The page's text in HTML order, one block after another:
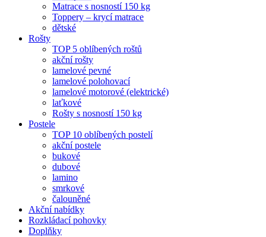
Matrace s nosností 150 kg
Toppery – krycí matrace
dětské
Rošty
TOP 5 oblíbených roštů
akční rošty
lamelové pevné
lamelové polohovací
lamelové motorové (elektrické)
laťkové
Rošty s nosností 150 kg
Postele
TOP 10 oblíbených postelí
akční postele
bukové
dubové
lamino
smrkové
čalouněné
Akční nabídky
Rozkládací pohovky
Doplňky